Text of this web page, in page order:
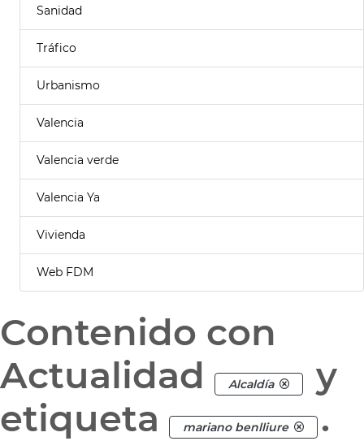
Sanidad
Tráfico
Urbanismo
Valencia
Valencia verde
Valencia Ya
Vivienda
Web FDM
Contenido con
Actualidad
Alcaldía
y
etiqueta
mariano benlliure .